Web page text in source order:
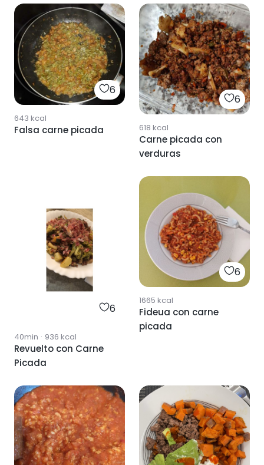
6
643 kcal
Falsa carne picada
6
618 kcal
Carne picada con
verduras
6
40min · 936 kcal
Revuelto con Carne
Picada
6
1665 kcal
Fideua con carne
picada